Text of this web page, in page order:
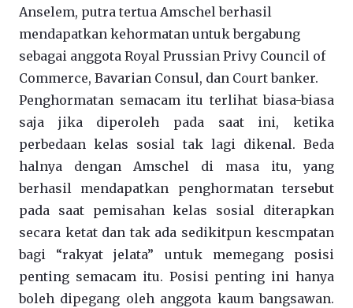
Anselem, putra tertua Amschel berhasil
mendapatkan kehormatan untuk bergabung
sebagai anggota Royal Prussian Privy Council of
Commerce, Bavarian Consul, dan Court banker.
Penghormatan semacam itu terlihat biasa-biasa
saja jika diperoleh pada saat ini, ketika
perbedaan kelas sosial tak lagi dikenal. Beda
halnya dengan Amschel di masa itu, yang
berhasil mendapatkan penghormatan tersebut
pada saat pemisahan kelas sosial diterapkan
secara ketat dan tak ada sedikitpun kescmpatan
bagi “rakyat jelata” untuk memegang posisi
penting semacam itu. Posisi penting ini hanya
boleh dipegang oleh anggota kaum bangsawan.